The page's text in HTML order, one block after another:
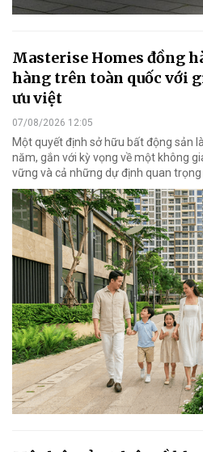
Masterise Homes đồng
hàng trên toàn quốc với
ưu việt
07/08/2026 12:05
Một quyết định sở hữu bất động sản
năm, gắn với kỳ vọng về một không
vững và cả những dự định quan